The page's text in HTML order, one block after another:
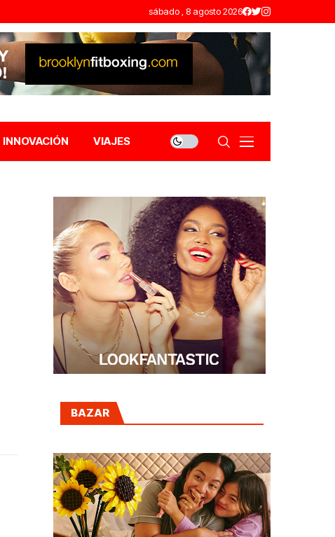
sábado , 8 agosto 2026
INNOVACIÓN VIAJES
BAZAR